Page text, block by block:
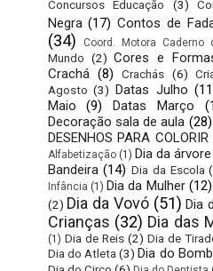
Concursos Educação
(3)
Negra (17) Contos de
(34)
Coord. Motora Caderno
Mundo (2) Cores e
Crachá (8) Crachás (6)
Agosto (3) Datas Julho
Maio
(9) Datas Março
Decoração sala de aula (28)
DESENHOS PARA COLORIR
Alfabetização (1) Dia da árvore
Bandeira (14) Dia da Escola
Infância (1) Dia da Mulher (12)
(2) Dia da Vovó (51) Dia
Crianças (32) Dia das
(1) Dia de Reis (2) Dia de
Dia do Atleta (3) Dia do